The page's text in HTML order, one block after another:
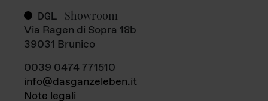
DGL Showroom
Via Ragen di Sopra 18b
39031 Brunico
0039 0474 771510
info@dasganzeleben.it
Note legali